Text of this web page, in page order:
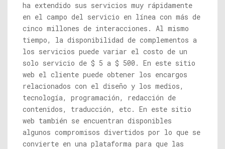
ha extendido sus servicios muy rápidamente
en el campo del servicio en línea con más de
cinco millones de interacciones. Al mismo
tiempo, la disponibilidad de complementos a
los servicios puede variar el costo de un
solo servicio de $ 5 a $ 500. En este sitio
web el cliente puede obtener los encargos
relacionados con el diseño y los medios,
tecnología, programación, redacción de
contenidos, traducción, etc. En este sitio
web también se encuentran disponibles
algunos compromisos divertidos por lo que se
convierte en una plataforma para que las